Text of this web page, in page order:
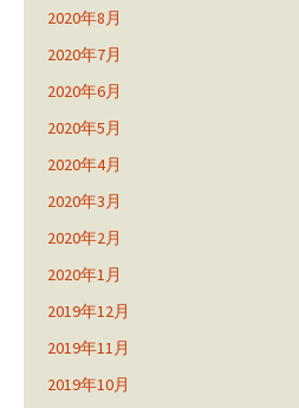
2020年8月
2020年7月
2020年6月
2020年5月
2020年4月
2020年3月
2020年2月
2020年1月
2019年12月
2019年11月
2019年10月